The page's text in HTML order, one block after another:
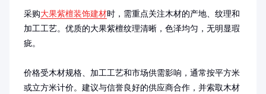
采购大果紫檀装饰建材时，需重点关注木材的产地、纹理和
加工工艺。优质的大果紫檀纹理清晰，色泽均匀，无明显瑕
疵。
价格受木材规格、加工工艺和市场供需影响，通常按平方米
或立方米计价。建议与信誉良好的供应商合作，并索取木材